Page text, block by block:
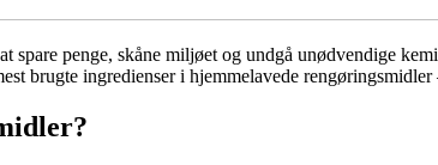
spare penge, skåne miljøet og undgå unødvendige
brugte ingredienser i hjemmelavede